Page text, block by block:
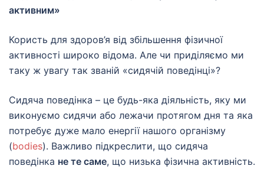
активним»
Користь для здоров’я від збільшення фізичної
активності широко відома. Але чи приділяємо ми
таку ж увагу так званій «сидячій поведінці»?
Сидяча поведінка – це будь-яка діяльність, яку ми
виконуємо сидячи або лежачи протягом дня та яка
потребує дуже мало енергії нашого організму
(bodies). Важливо підкреслити, що сидяча
поведінка не те саме, що низька фізична активність.